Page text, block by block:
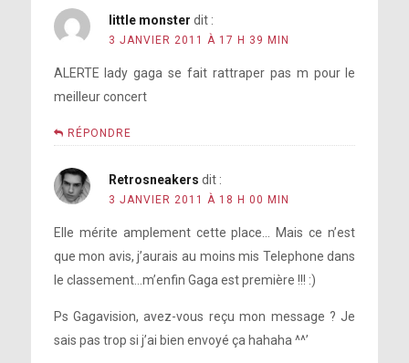
little monster dit :
3 JANVIER 2011 À 17 H 39 MIN
ALERTE lady gaga se fait rattraper pas m pour le
meilleur concert
RÉPONDRE
Retrosneakers dit :
3 JANVIER 2011 À 18 H 00 MIN
Elle mérite amplement cette place… Mais ce n’est
que mon avis, j’aurais au moins mis Telephone dans
le classement…m’enfin Gaga est première !!! :)
Ps Gagavision, avez-vous reçu mon message ? Je
sais pas trop si j’ai bien envoyé ça hahaha ^^’